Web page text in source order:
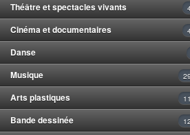
Théâtre et spectacles vivants
Cinéma et documentaires
Danse
Musique
Arts plastiques
Bande dessinée